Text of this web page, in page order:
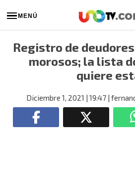
MENÚ
Registro de
morosos; la lista
quiere
Diciembre 1, 2021 | 19:47 |